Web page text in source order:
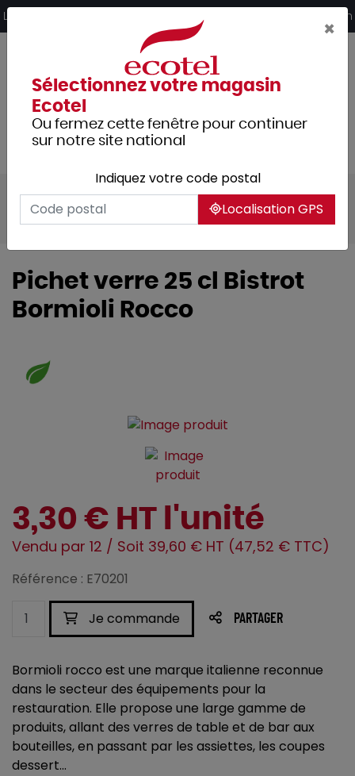
Livraison offerte dès 249€ HT d’achat et retrait 2h en magasin
Tous les produits
Arts de la table
Verrerie
Carafes et pots
Pichet verre 25 cl Bistrot
Bormioli Rocco
3,30 € HT l'unité
Vendu par 12 / Soit 39,60 € HT (47,52 € TTC)
Référence : E70201
Je commande PARTAGER
Bormioli rocco est une marque italienne reconnue
dans le secteur des équipements pour la
restauration. Elle propose une large gamme de
produits, allant des verres de table et de bar aux
bouteilles, en passant par les assiettes, les coupes
dessert...
×
Sélectionnez votre magasin
Ecotel
Ou fermez cette fenêtre pour continuer
sur notre site national
Indiquez votre code postal
Localisation GPS
Panneau de gestion des cookies